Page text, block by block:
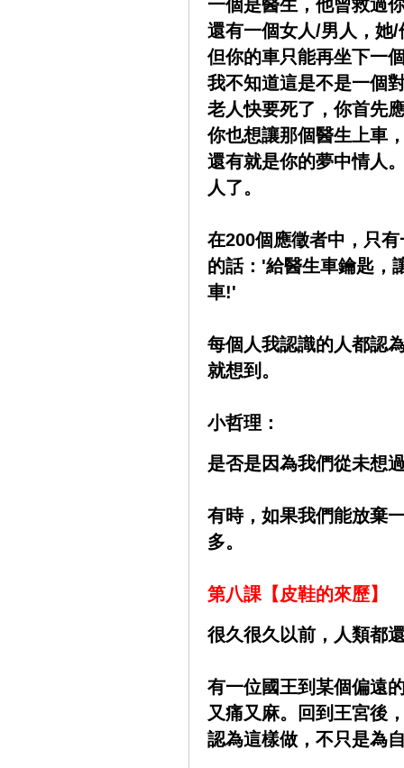
一個是醫生，他曾救過
還有一個女人/男人，她
但你的車只能再坐下一
我不知道這是不是一個
老人快要死了，你首先
你也想讓那個醫生上車
還有就是你的夢中情人
人了。
在200個應徵者中，只
的話：'給醫生車鑰匙，
車!'
每個人我認識的人都認
就想到。
小哲理：
是否是因為我們從未想
有時，如果我們能放棄
多。
第八課【皮鞋的來歷】
很久很久以前，人類都
有一位國王到某個偏遠
又痛又麻。回到王宮後
認為這樣做，不只是為